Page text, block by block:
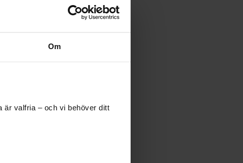
Om
är valfria – och vi behöver ditt